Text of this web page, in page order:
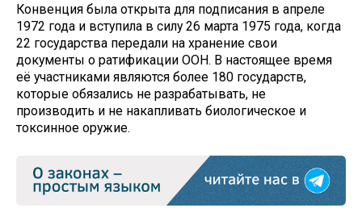
Конвенция была открыта для подписания в апреле
1972 года и вступила в силу 26 марта 1975 года, когда
22 государства передали на хранение свои
документы о ратификации ООН. В настоящее время
её участниками являются более 180 государств,
которые обязались не разрабатывать, не
производить и не накапливать биологическое и
токсинное оружие.